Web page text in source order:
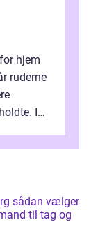
hjem
ruderne
I
til tag og